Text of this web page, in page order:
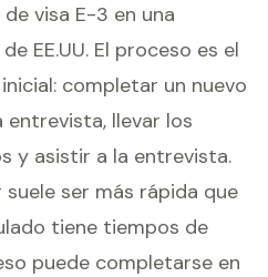
visa E-3 en una
EE.UU. El proceso es el
completar un nuevo
entrevista, llevar los
y asistir a la entrevista.
ser más rápida que
tiene tiempos de
puede completarse en